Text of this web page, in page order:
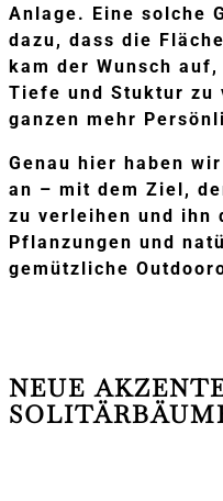
Anlage. Eine solche
dazu, dass die
kam der Wunsch
Tiefe und Stuktur zu
ganzen mehr
Genau hier haben
an – mit dem Ziel,
zu verleihen und ihn
Pflanzungen und
gemützliche
NEUE